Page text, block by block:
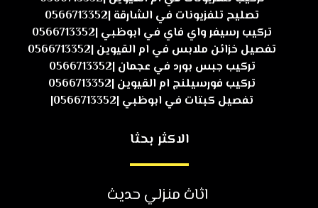
تصليح تلفزيونات في الشارقة |0566713352
تركيب رسيفر واي فاي في ابوظبي |0566713352
تفصيل خزائن ملابس في ام القيوين |0566713352
تركيب جبس بورد في عجمان |0566713352
تركيب فورسيلنج ام القيوين |0566713352
تفصيل كبتات في ابوظبي |0566713352|
الاكثر بحثا
اثاث منزلي حديث